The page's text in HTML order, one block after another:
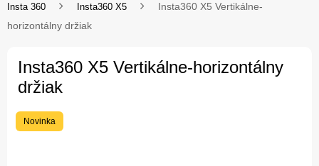
Insta 360
Insta360 X5
Insta360 X5 Vertikálne-
horizontálny držiak
Insta360 X5 Vertikálne-horizontálny
držiak
Novinka